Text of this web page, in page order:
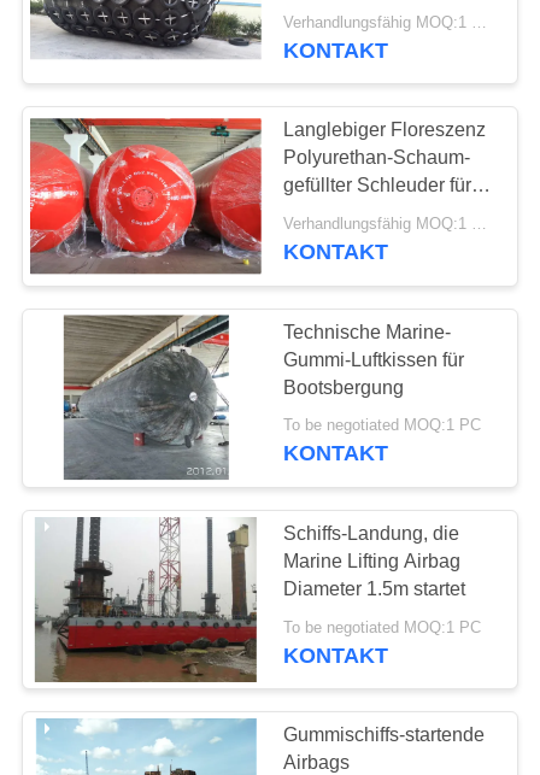
BootsliftLuftsäcke
25
Schaum gefüllte
Fender
53
Donutfender
Landung / Heben /
Bewegen / Airbag-
Verhandlungsfähig MOQ:1 Einheit
KONTAKT
Langlebiger Floreszenz
Polyurethan-Schaum-
gefüllter Schleuder für
optimale Leistung und
Sicherheit
Verhandlungsfähig MOQ:1 Einheit
KONTAKT
Technische Marine-
Gummi-Luftkissen für
Bootsbergung
To be negotiated MOQ:1 PC
KONTAKT
Schiffs-Landung, die
Marine Lifting Airbag
Diameter 1.5m startet
To be negotiated MOQ:1 PC
KONTAKT
Gummischiffs-startende
Airbags